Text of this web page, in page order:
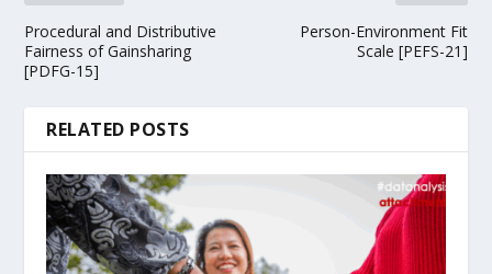
Procedural and Distributive
Fairness of Gainsharing
[PDFG-15]
Person-Environment Fit
Scale [PEFS-21]
RELATED POSTS